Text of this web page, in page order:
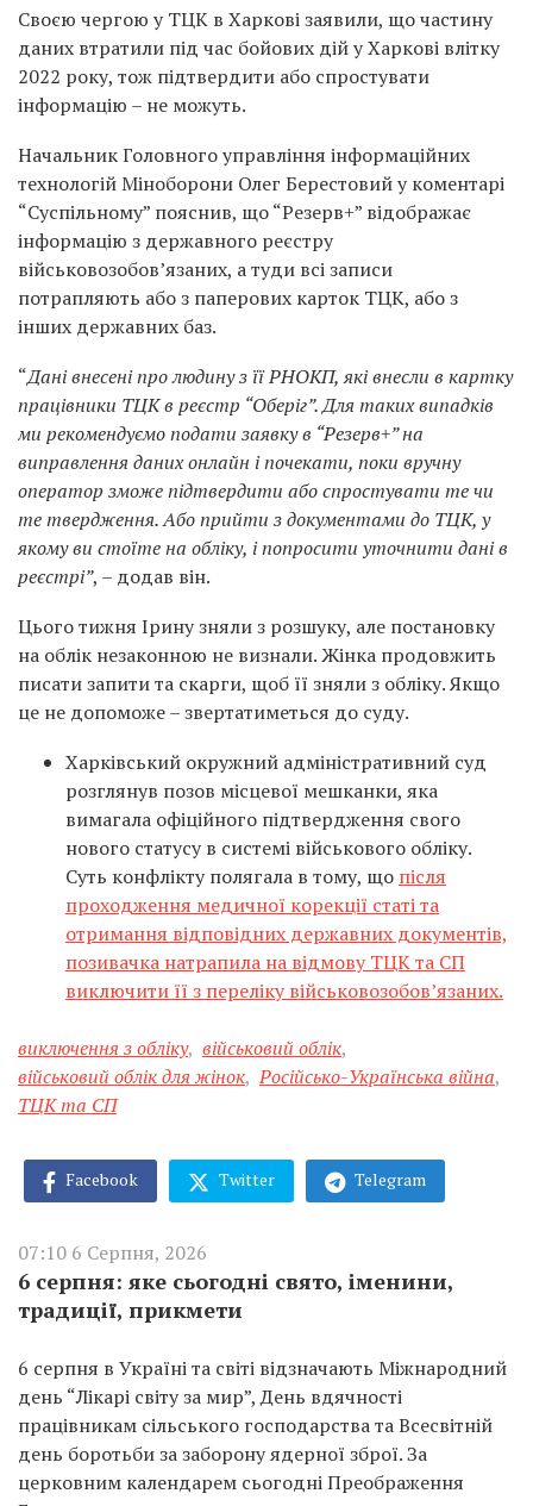
Своєю чергою у ТЦК в Харкові заявили, що частину
даних втратили під час бойових дій у Харкові влітку
2022 року, тож підтвердити або спростувати
інформацію – не можуть.
Начальник Головного управління інформаційних
технологій Міноборони Олег Берестовий у коментарі
“Суспільному” пояснив, що “Резерв+” відображає
інформацію з державного реєстру
військовозобов’язаних, а туди всі записи
потрапляють або з паперових карток ТЦК, або з
інших державних баз.
“Дані внесені про людину з її РНОКП, які внесли в картку
працівники ТЦК в реєстр “Оберіг”. Для таких випадків
ми рекомендуємо подати заявку в “Резерв+” на
виправлення даних онлайн і почекати, поки вручну
оператор зможе підтвердити або спростувати те чи
те твердження. Або прийти з документами до ТЦК, у
якому ви стоїте на обліку, і попросити уточнити дані в
реєстрі”, – додав він.
Цього тижня Ірину зняли з розшуку, але постановку
на облік незаконною не визнали. Жінка продовжить
писати запити та скарги, щоб її зняли з обліку. Якщо
це не допоможе – звертатиметься до суду.
Харківський окружний адміністративний суд
розглянув позов місцевої мешканки, яка
вимагала офіційного підтвердження свого
нового статусу в системі військового обліку.
Суть конфлікту полягала в тому, що після
проходження медичної корекції статі та
отримання відповідних державних документів,
позивачка натрапила на відмову ТЦК та СП
виключити її з переліку військовозобов’язаних.
виключення з обліку, військовий облік,
військовий облік для жінок, Російсько-Українська війна,
ТЦК та СП
Facebook Twitter Telegram
07:10 6 Серпня, 2026
6 серпня: яке сьогодні свято, іменини,
традиції, прикмети
6 серпня в Україні та світі відзначають Міжнародний
день “Лікарі світу за мир”, День вдячності
працівникам сільського господарства та Всесвітній
день боротьби за заборону ядерної зброї. За
церковним календарем сьогодні Преображення